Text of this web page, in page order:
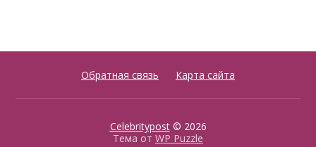
Обратная связь Карта сайта
Celebritypost© 2026
Тема от WP Puzzle